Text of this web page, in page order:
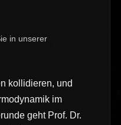
in unserer
kollidieren, und
im
geht Prof. Dr.